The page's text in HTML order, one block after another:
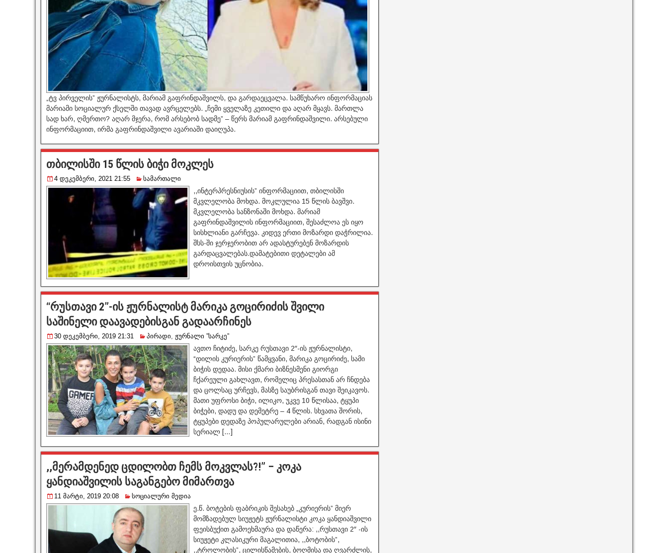
„ტვ პირველის” ჟურნალისტს, მარიამ გაფრინდაშვილს, და გარდაეცვალა. სამწუხარო ინფორმაციას
მარიამი სოციალურ ქსელში თავად ავრცელებს. „ჩემი ყველაზე კეთილი და აღარ მყავს. მართლა
სად ხარ, ღმერთო? აღარ მჯერა, რომ არსებობ სადმე” – წერს მარიამ გაფრინდაშვილი. არსებული
ინფორმაციით, ირმა გაფრინდაშვილი ავარიაში დაიღუპა.
თბილისში 15 წლის ბიჭი მოკლეს
4 დეკემბერი, 2021 21:55 სამართალი
,,ინტერპრესნიუსის” ინფორმაციით, თბილისში
მკვლელობა მოხდა. მოკლულია 15 წლის ბავშვი.
მკვლელობა სანზონაში მოხდა. მარიამ
გაფრინდაშვილის ინფორმაციით, შესაძლოა ეს იყო
სისხლიანი გარჩევა. კიდევ ერთი მოზარდი დაჭრილია.
შსს-ში ჯერჯერობით არ ადასტურებენ მოზარდის
გარდაცვალებას.დამატებითი დეტალები ამ
დროისთვის უცნობია.
“რუსთავი 2”-ის ჟურნალისტ მარიკა გოცირიძის შვილი
საშინელი დაავადებისგან გადაარჩინეს
30 დეკემბერი, 2019 21:31 პირადი, ჟურნალი ”სარკე”
ავთო ჩიტიძე, სარკე რუსთავი 2″-ის ჟურნალისტი,
“დილის კურიერის” წამყვანი, მარიკა გოცირიძე, სამი
ბიჭის დედაა. მისი ქმარი ბიზნესმენი გიორგი
ჩქარეული გახლავთ, რომელიც პრესასთან არ ჩნდება
და ცოლსაც ურჩევს, მასზე საუბრისგან თავი შეიკავოს.
მათი უფროსი ბიჭი, ილიკო, უკვე 10 წლისაა, ტყუპი
ბიჭები, დადუ და დემეტრე – 4 წლის. სხვათა შორის,
ტყუპები დედაზე პოპულარულები არიან, რადგან ისინი
სერიალ […]
,,მერამდენედ ცდილობთ ჩემს მოკვლას?!” – კოკა
ყანდიაშვილის საგანგებო მიმართვა
11 მარტი, 2019 20:08 სოციალური მედია
ე.წ. ბოტების ფაბრიკის შესახებ „კურიერის” მიერ
მომზადებულ სიუჟეტს ჟურნალისტი კოკა ყანდიაშვილი
ფეისბუქით გამოეხმაურა და დაწერა: ,,რუსთავი 2″ -ის
სიუჟეტი კლასიკური მაგალითია, ,,ბოტობის”,
,,ტროლობის”, ცილისწამების, ბოღმისა და ღვარძლის,